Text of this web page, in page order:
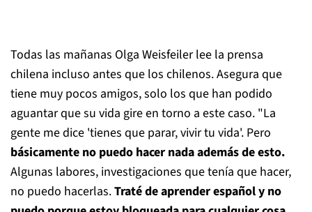
Todas las mañanas Olga Weisfeiler lee la prensa
chilena incluso antes que los chilenos. Asegura que
tiene muy pocos amigos, solo los que han podido
aguantar que su vida gire en torno a este caso. "La
gente me dice 'tienes que parar, vivir tu vida'. Pero
básicamente no puedo hacer nada además de esto.
Algunas labores, investigaciones que tenía que hacer,
no puedo hacerlas.Traté de aprender español y no